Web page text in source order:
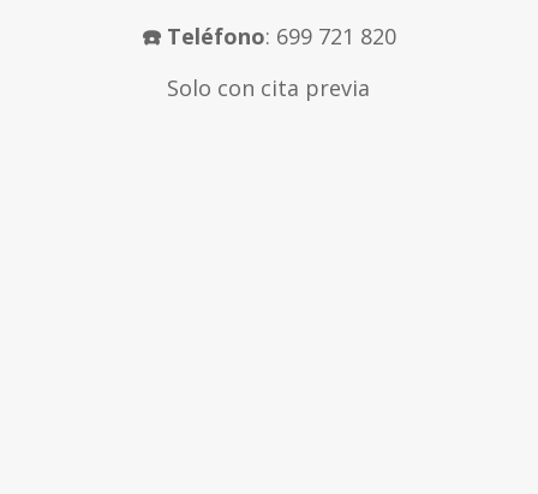
☎️ Teléfono: 699 721 820
Solo con cita previa